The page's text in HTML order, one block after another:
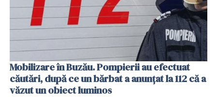
Mobilizare în Buzău. Pompierii au efectuat
căutări, după ce un bărbat a anunțat la 112 că a
văzut un obiect luminos